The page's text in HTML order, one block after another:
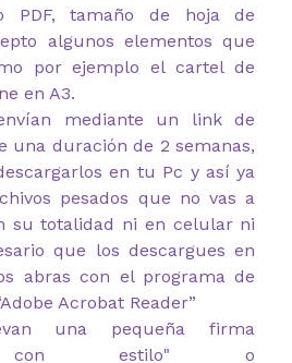
PDF, tamaño de hoja de
algunos elementos que
por ejemplo el cartel de
en A3.
mediante un link de
una duración de 2 semanas,
en tu Pc y así ya
pesados que no vas a
su totalidad ni en celular ni
que los descargues en
abras con el programa de
Acrobat Reader”
una pequeña firma
con estilo" o